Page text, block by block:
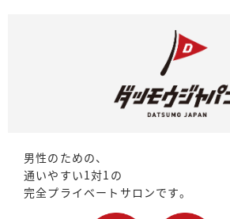
男性のための、
通いやすい1対1の
完全プライベートサロンです。